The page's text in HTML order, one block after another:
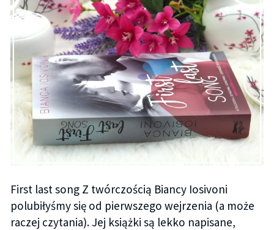
First last song Z twórczością Biancy Iosivoni
polubiłyśmy się od pierwszego wejrzenia (a może
raczej czytania). Jej książki są lekko napisane,